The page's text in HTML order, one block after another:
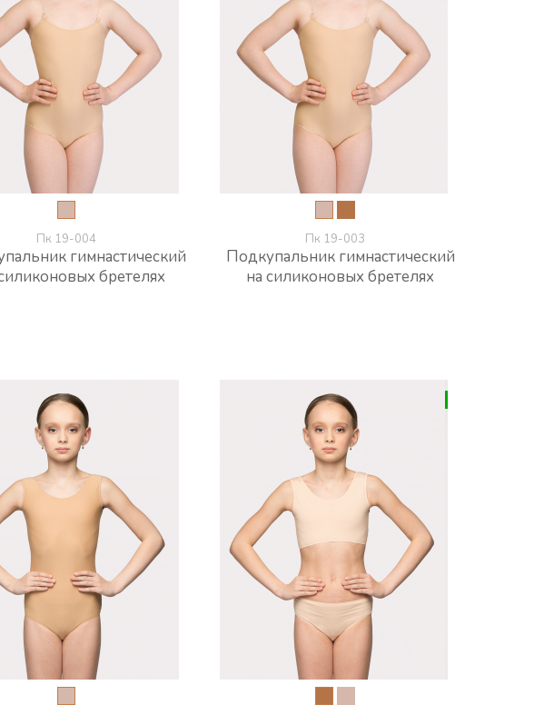
Пк 19-004
гимнастический
бретелях
Пк 19-003
Подкупальник гимнастический
на силиконовых бретелях